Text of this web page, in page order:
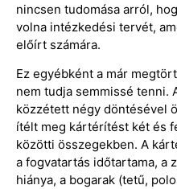
nincsen tudomása arról,
volna intézkedési tervét,
előírt számára.
Ez egyébként a már
nem tudja semmissé tenni.
közzétett négy döntésével
ítélt meg kártérítést két és
közötti összegekben. A
a fogvatartás időtartama, a
hiánya, a bogarak (tetű,